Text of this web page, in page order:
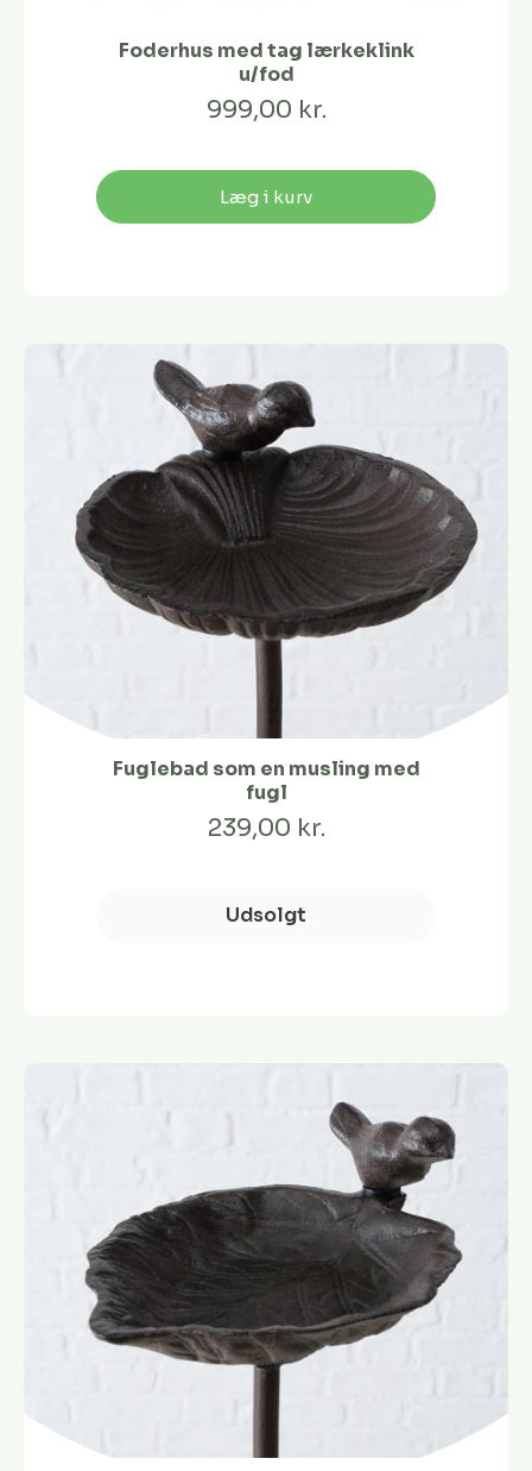
Foderhus med tag lærkeklink
u/fod
999,00 kr.
Læg i kurv
Fuglebad som en musling med
fugl
239,00 kr.
Udsolgt